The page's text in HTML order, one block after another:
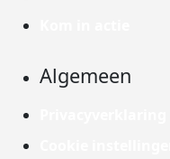
Algemeen